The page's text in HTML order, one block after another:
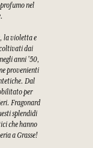
nel
la violetta e
dai
anni '50,
provenienti
Dal
per
Fragonard
splendidi
che hanno
a Grasse!